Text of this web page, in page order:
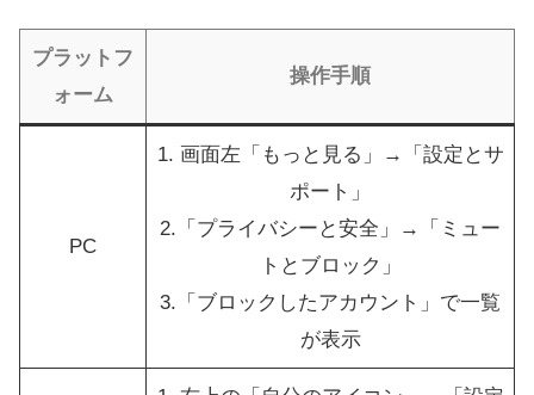
プラットフ
ォーム
操作手順
PC
1. 画面左「もっと見る」→「設定とサ
ポート」
2.「プライバシーと安全」→「ミュー
トとブロック」
3.「ブロックしたアカウント」で一覧
が表示